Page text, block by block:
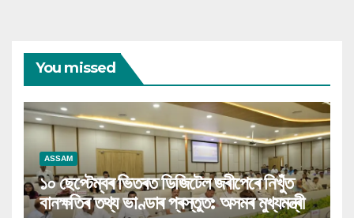
You missed
ASSAM
১০ ছেপ্টেম্বৰ ভিতৰত ডিজিটেল জৰীপেৰে নিখুঁত
বানক্ষতিৰ তথ্য ভাণ্ডাৰ প্ৰস্তুত: অসমৰ মুখ্যমন্ত্ৰী